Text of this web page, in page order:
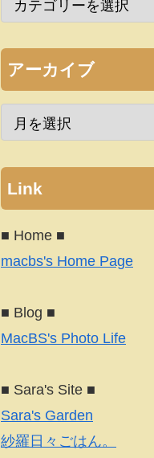
アーカイブ
Link
■ Home ■
macbs's Home Page
■ Blog ■
MacBS's Photo Life
■ Sara's Site ■
Sara's Garden
紗羅日々ごはん。